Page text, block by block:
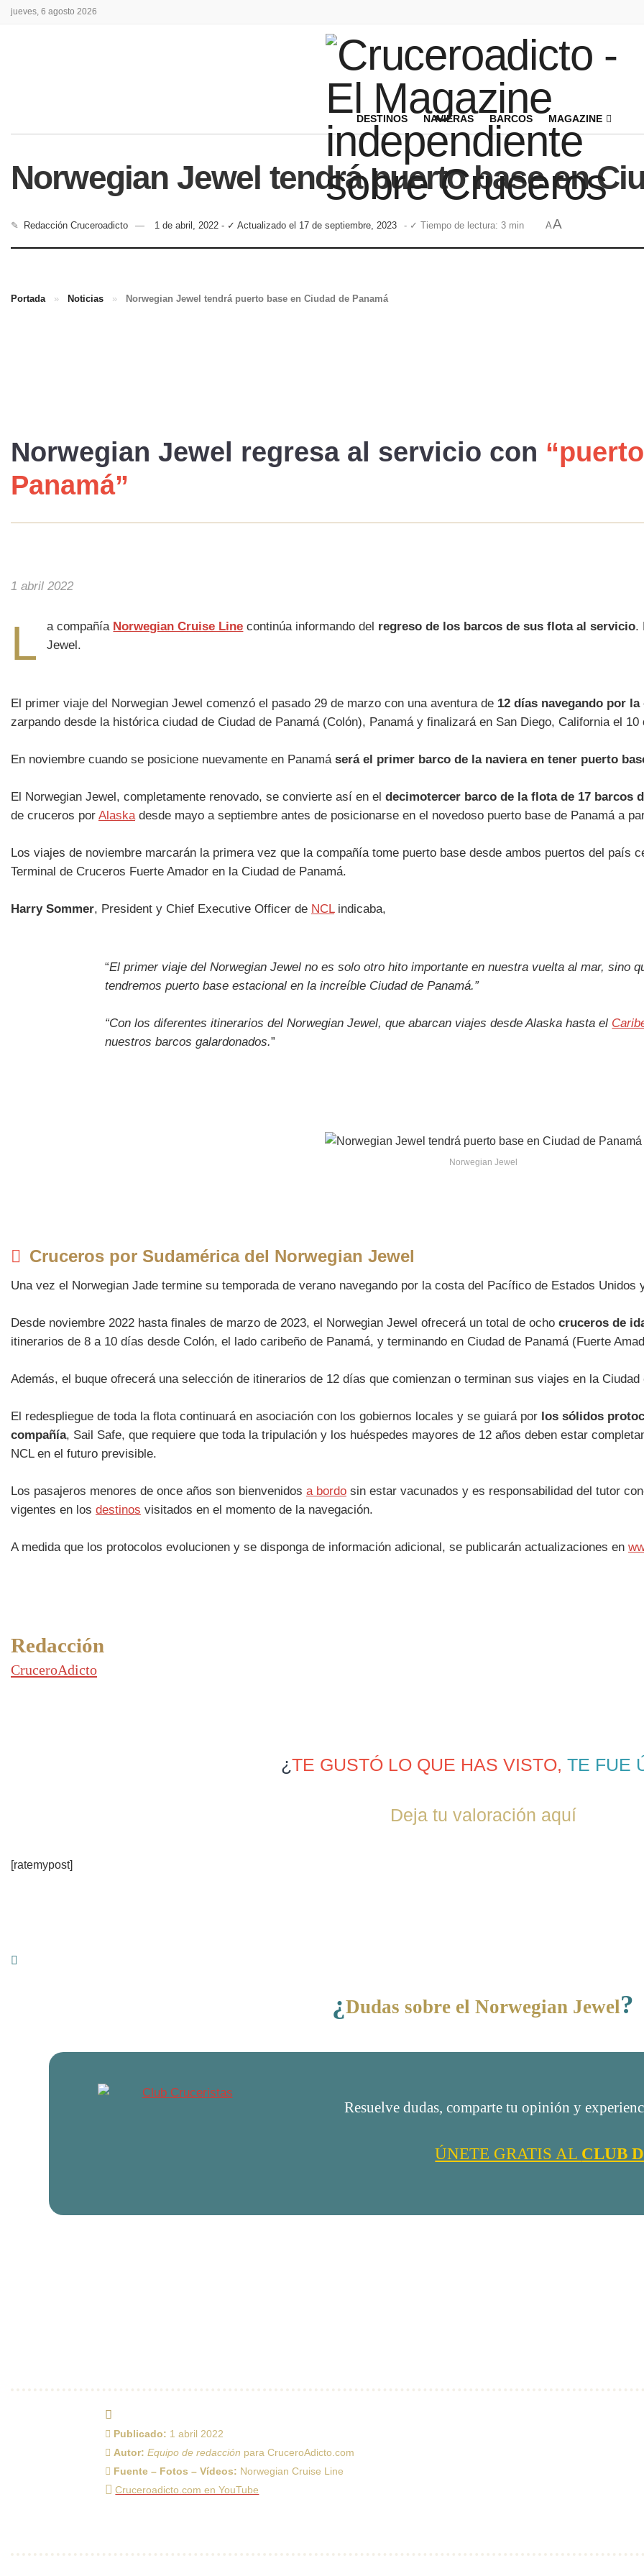
jueves, 6 agosto 2026
DESTINOS NAVIERAS BARCOS MAGAZINE
Norwegian Jewel tendrá puerto base en
✎ Redacción Cruceroadicto 1 de abril, 2022 - ✓ Actualizado el 17 de septiembre, 2023 - ✓ Tiempo de lectura: 3 min AA
Portada » Noticias » Norwegian Jewel tendrá puerto base en Ciudad de Panamá
Norwegian Jewel regresa al servicio con
Panamá”
1 abril 2022
L a compañía Norwegian Cruise Line continúa informando del regreso de los barcos de sus flota al servicio.
Jewel.
El primer viaje del Norwegian Jewel comenzó el pasado 29 de marzo con una aventura de 12 días navegando por
zarpando desde la histórica ciudad de Ciudad de Panamá (Colón), Panamá y finalizará en San Diego, California el 10
En noviembre cuando se posicione nuevamente en Panamá será el primer barco de la naviera en tener puerto
El Norwegian Jewel, completamente renovado, se convierte así en el decimotercer barco de la flota de 17 barcos
de cruceros por Alaskadesde mayo a septiembre antes de posicionarse en el novedoso puerto base de Panamá a
Los viajes de noviembre marcarán la primera vez que la compañía tome puerto base desde ambos puertos del país
Terminal de Cruceros Fuerte Amador en la Ciudad de Panamá.
Harry Sommer, President y Chief Executive Officer de NCLindicaba,
“El primer viaje del Norwegian Jewel no es solo otro hito importante en nuestra vuelta al mar, sino
tendremos puerto base estacional en la increíble Ciudad de Panamá.”
“Con los diferentes itinerarios del Norwegian Jewel, que abarcan viajes desde Alaska hasta el
nuestros barcos galardonados.”
Norwegian Jewel
Cruceros por Sudamérica del Norwegian Jewel
Una vez el Norwegian Jade termine su temporada de verano navegando por la costa del Pacífico de Estados
Desde noviembre 2022 hasta finales de marzo de 2023, el Norwegian Jewel ofrecerá un total de ocho cruceros de
itinerarios de 8 a 10 días desde Colón, el lado caribeño de Panamá, y terminando en Ciudad de Panamá (Fuerte
Además, el buque ofrecerá una selección de itinerarios de 12 días que comienzan o terminan sus viajes en la Ciudad
El redespliegue de toda la flota continuará en asociación con los gobiernos locales y se guiará por los sólidos
compañía, Sail Safe, que requiere que toda la tripulación y los huéspedes mayores de 12 años deben estar
NCL en el futuro previsible.
Los pasajeros menores de once años son bienvenidos a bordo sin estar vacunados y es responsabilidad del tutor
vigentes en los destinos visitados en el momento de la navegación.
A medida que los protocolos evolucionen y se disponga de información adicional, se publicarán actualizaciones en
Redacción
CruceroAdicto
¿TE GUSTÓ LO QUE HAS VISTO, TE FUE
Deja tu valoración aquí
[ratemypost]
¿Dudas sobre el Norwegian Jewel?
Resuelve dudas, comparte tu opinión y
ÚNETE GRATIS AL CLUB
Publicado: 1 abril 2022
Autor: Equipo de redacción para CruceroAdicto.com
Fuente – Fotos – Vídeos: Norwegian Cruise Line
Cruceroadicto.com en YouTube